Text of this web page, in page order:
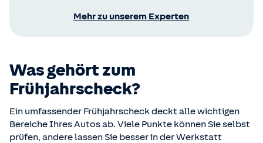
Mehr zu unserem Experten
Was gehört zum
Frühjahrscheck?
Ein umfassender Frühjahrscheck deckt alle wichtigen
Bereiche Ihres Autos ab. Viele Punkte können Sie selbst
prüfen, andere lassen Sie besser in der Werkstatt